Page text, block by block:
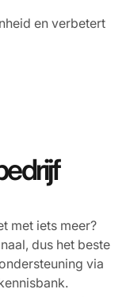
en verbetert
met iets meer?
dus het beste
via